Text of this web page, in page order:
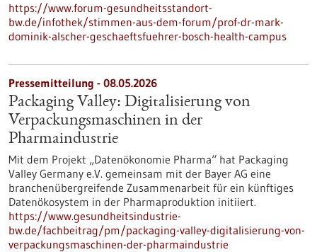
https://www.forum-gesundheitsstandort-
bw.de/infothek/stimmen-aus-dem-forum/prof-dr-mark-
dominik-alscher-geschaeftsfuehrer-bosch-health-campus
Pressemitteilung - 08.05.2026
Packaging Valley: Digitalisierung von
Verpackungsmaschinen in der
Pharmaindustrie
Mit dem Projekt „Datenökonomie Pharma“ hat Packaging
Valley Germany e.V. gemeinsam mit der Bayer AG eine
branchenübergreifende Zusammenarbeit für ein künftiges
Datenökosystem in der Pharmaproduktion initiiert.
https://www.gesundheitsindustrie-
bw.de/fachbeitrag/pm/packaging-valley-digitalisierung-von-
verpackungsmaschinen-der-pharmaindustrie